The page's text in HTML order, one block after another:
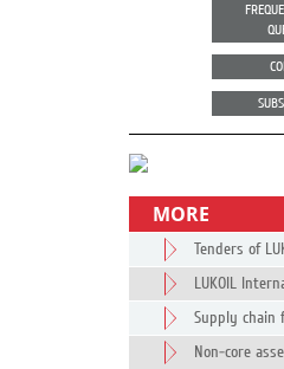
MORE
Tenders of
LUKOIL
Supply chain
Non-core